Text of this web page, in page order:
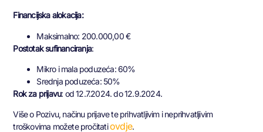
Financijska alokacija:
Maksimalno: 200.000,00 €
Postotak sufinanciranja:
Mikro i mala poduzeća: 60%
Srednja poduzeća: 50%
Rok za prijavu: od 12.7.2024. do 12.9.2024.
Više o Pozivu, načinu prijave te prihvatljivim i neprihvatljivim
troškovima možete pročitatiovdje.